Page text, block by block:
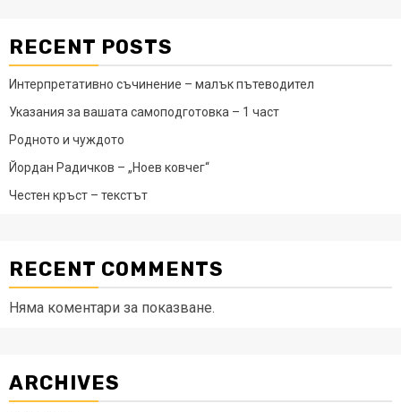
RECENT POSTS
Интерпретативно съчинение – малък пътеводител
Указания за вашата самоподготовка – 1 част
Родното и чуждото
Йордан Радичков – „Ноев ковчег“
Честен кръст – текстът
RECENT COMMENTS
Няма коментари за показване.
ARCHIVES